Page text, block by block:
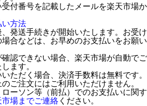
付番号を記載したメールを楽天市場か
い方法
発送手続きが開始いたします。お受け
合などは、お早めのお支払いをお願い
認できない場合、楽天市場が自動でご
ます。
ただく場合、決済手数料は無料です。
ご注文にはご利用いただけません。
ーソン等（前払）でのお支払いに関す
市場までご連絡 ください。